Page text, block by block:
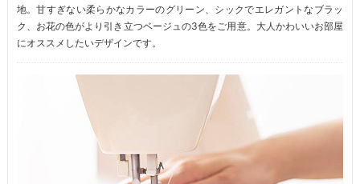
地。甘すぎない柔らかなカラーのグリーン、シックでエレガントなブラッ
ク、お花の色がより引き立つベージュの3色をご用意。大人かわいいお部屋
にオススメしたいデザインです。